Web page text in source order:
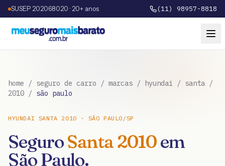
SUSEP 202068020 · 20+ anos (11) 98957-8818
home / seguro de carro / marcas / hyundai / santa /
2010 / são paulo
HYUNDAI SANTA 2010 · SÃO PAULO /SP
SeguroSanta2010em
São Paulo.